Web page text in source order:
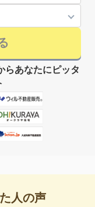
らあなたにピッタ
人の声